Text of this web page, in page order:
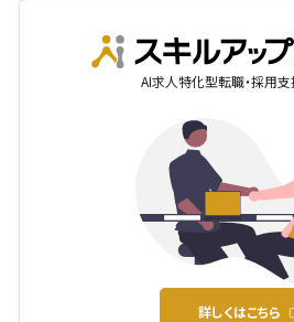
AI求人特化型転職・採用支
詳しくはこちら